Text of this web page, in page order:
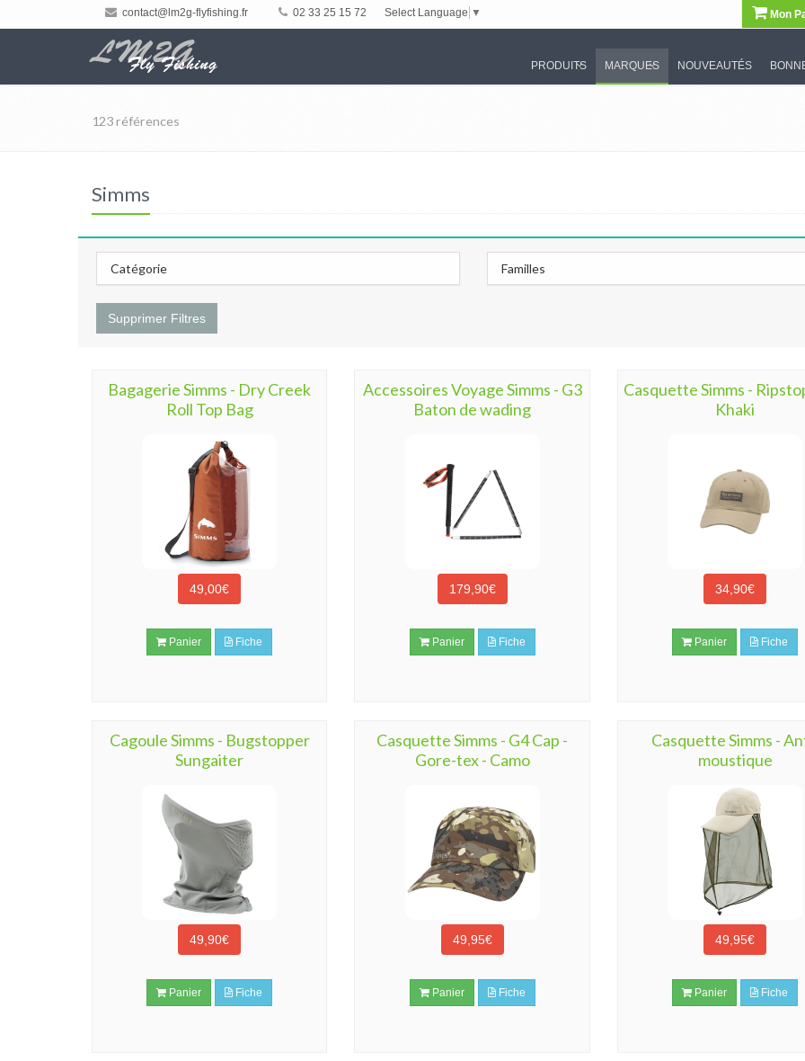
contact@lm2g-flyfishing.fr 02 33 25 15 72 Select Language ▼ Mon
PRODUITS MARQUES NOUVEAUTÉS
123 références
Simms
Catégorie Familles
Supprimer Filtres
Bagagerie Simms - Dry Creek
Roll Top Bag
49,00€
Panier Fiche
Accessoires Voyage Simms - G3
Baton de wading
179,90€
Panier Fiche
Casquette Simms -
Khaki
34,90€
Panier Fiche
Cagoule Simms - Bugstopper
Sungaiter
49,90€
Panier Fiche
Casquette Simms - G4 Cap -
Gore-tex - Camo
49,95€
Panier Fiche
Casquette Simms -
moustique
49,95€
Panier Fiche